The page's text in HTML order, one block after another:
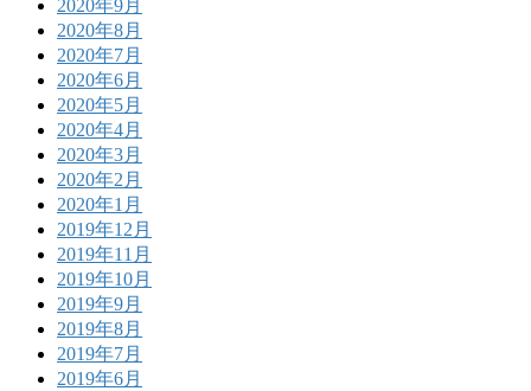
2020年9月
2020年8月
2020年7月
2020年6月
2020年5月
2020年4月
2020年3月
2020年2月
2020年1月
2019年12月
2019年11月
2019年10月
2019年9月
2019年8月
2019年7月
2019年6月